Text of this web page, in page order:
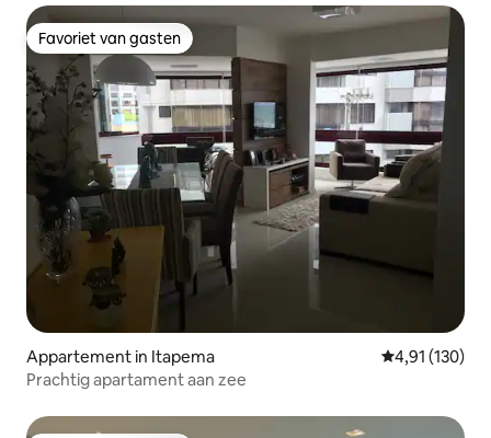
Favoriet van gasten
Favoriet van gasten
Appartement in Itapema Gemiddelde
4,91 (130)
Prachtig apartament aan zee